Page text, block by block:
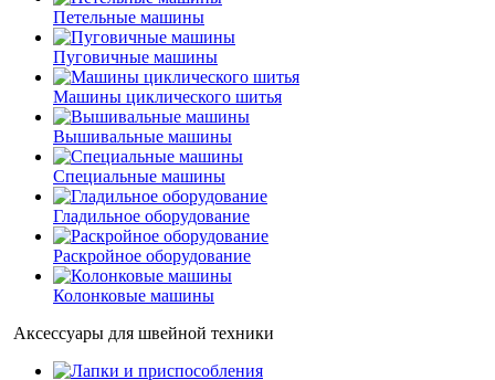
Петельные машины
Пуговичные машины
Машины циклического шитья
Вышивальные машины
Специальные машины
Гладильное оборудование
Раскройное оборудование
Колонковые машины
Аксессуары для швейной техники